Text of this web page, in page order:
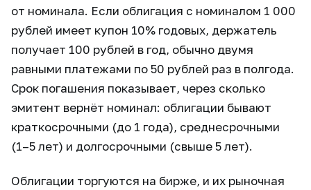
от номинала. Если облигация с номиналом 1 000
рублей имеет купон 10% годовых, держатель
получает 100 рублей в год, обычно двумя
равными платежами по 50 рублей раз в полгода.
Срок погашения показывает, через сколько
эмитент вернёт номинал: облигации бывают
краткосрочными (до 1 года), среднесрочными
(1–5 лет) и долгосрочными (свыше 5 лет).
Облигации торгуются на бирже, и их рыночная